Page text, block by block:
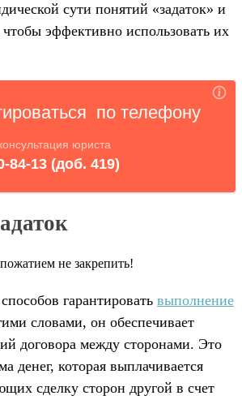
сути понятий «задаток» и
чтобы эффективно использовать их
не закрепить!
гарантировать выполнение
словами, он обеспечивает
договора между сторонами. Это
денег, которая выплачивается
сделку сторон другой в счет